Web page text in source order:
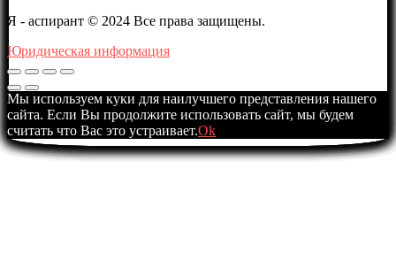
Я - аспирант © 2024 Все права защищены.
Юридическая информация
Мы используем куки для наилучшего представления нашего
сайта. Если Вы продолжите использовать сайт, мы будем
считать что Вас это устраивает.Ok